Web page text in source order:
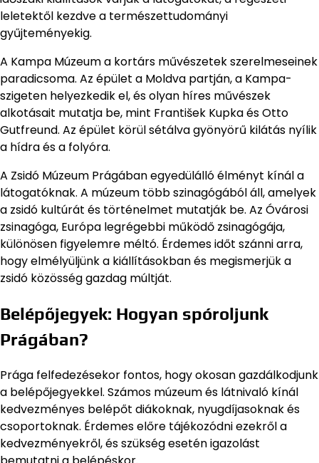
leletektől kezdve a természettudományi
gyűjteményekig.
A Kampa Múzeum a kortárs művészetek szerelmeseinek
paradicsoma. Az épület a Moldva partján, a Kampa-
szigeten helyezkedik el, és olyan híres művészek
alkotásait mutatja be, mint František Kupka és Otto
Gutfreund. Az épület körül sétálva gyönyörű kilátás nyílik
a hídra és a folyóra.
A Zsidó Múzeum Prágában egyedülálló élményt kínál a
látogatóknak. A múzeum több szinagógából áll, amelyek
a zsidó kultúrát és történelmet mutatják be. Az Óvárosi
zsinagóga, Európa legrégebbi működő zsinagógája,
különösen figyelemre méltó. Érdemes időt szánni arra,
hogy elmélyüljünk a kiállításokban és megismerjük a
zsidó közösség gazdag múltját.
Belépőjegyek: Hogyan spóroljunk
Prágában?
Prága felfedezésekor fontos, hogy okosan gazdálkodjunk
a belépőjegyekkel. Számos múzeum és látnivaló kínál
kedvezményes belépőt diákoknak, nyugdíjasoknak és
csoportoknak. Érdemes előre tájékozódni ezekről a
kedvezményekről, és szükség esetén igazolást